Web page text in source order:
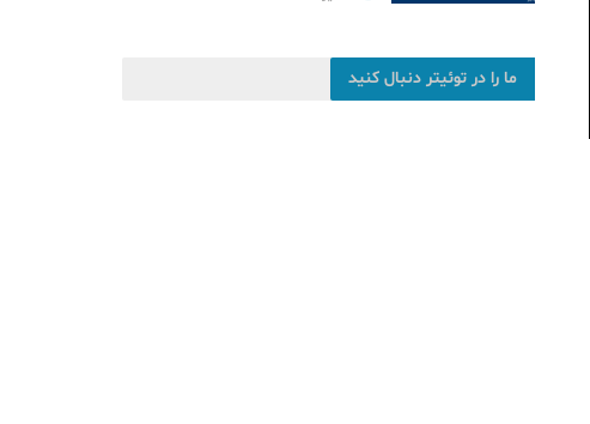
ما را در توئیتر دنبال کنید